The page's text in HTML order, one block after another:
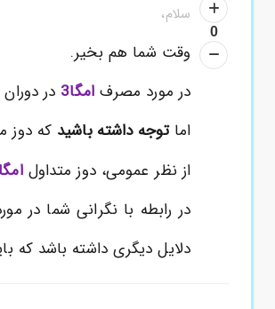
0
سلام،
وقت شما هم بخیر.
در مورد مصرفامگا3 در دوران
اماتوجه داشته باشید که دوز
از نظر عمومی، دوز متداولامگا3
در رابطه با نگرانی شما در
دلایل دیگری داشته باشد که